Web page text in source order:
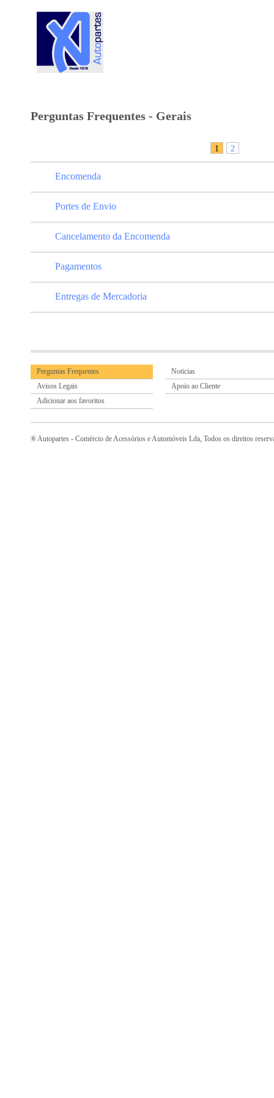
Perguntas Frequentes - Gerais
1 2
Encomenda
Portes de Envio
Cancelamento da Encomenda
Pagamentos
Entregas de Mercadoria
Perguntas Frequentes
Noticias
Avisos Legais
Apoio ao Cliente
Adicionar aos favoritos
® Autopartes - Comércio de Acessórios e Automóveis Lda, Todos os direitos